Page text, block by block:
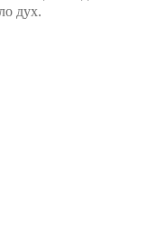
дух.